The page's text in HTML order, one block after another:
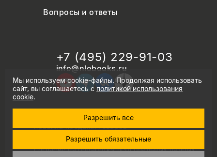
Вопросы и ответы
+7 (495) 229-91-03
info@nlobooks.ru
© Новое литературное обозрение. 2026
правила продажи товаров
политика использования cookie
согласие на обработку персональных данных
Мы используем cookie-файлы. Продолжая использовать
сайт, вы соглашаетесь сполитикой использования
cookie.
Разрешить все
Разрешить обязательные